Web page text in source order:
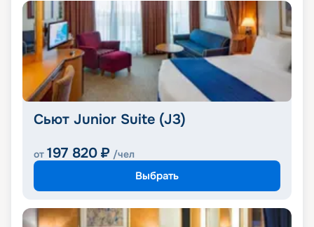
Сьют Junior Suite (J3)
от 197 820 ₽ /чел
Выбрать